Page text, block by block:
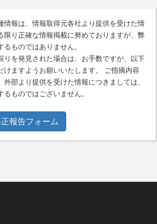
情報は、情報取得元各社より提供を受けた情
限り正確な情報掲載に努めておりますが、弊
ものではありません。
りを発見された場合は、お手数ですが、以下
けますようお願いいたします。 ご指摘内容
部より提供を受けた情報につきましては、
ものではございません。
報告フォーム